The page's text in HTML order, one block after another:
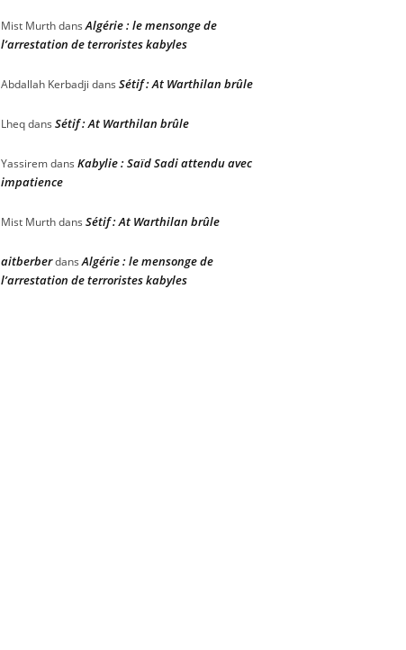
Mist MurthdansAlgérie : le mensonge de
l’arrestation de terroristes kabyles
Abdallah Kerbadji dans Sétif : At Warthilan brûle
Lheqdans Sétif : At Warthilan brûle
Yassiremdans Kabylie : Saïd Sadi attendu avec
impatience
Mist Murthdans Sétif : At Warthilan brûle
aitberberdansAlgérie : le mensonge de
l’arrestation de terroristes kabyles